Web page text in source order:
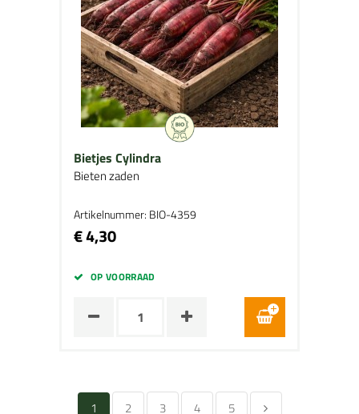
Bietjes Cylindra
Bieten zaden
Artikelnummer: BIO-4359
€ 4,30
OP VOORRAAD
1 2 3 4 5